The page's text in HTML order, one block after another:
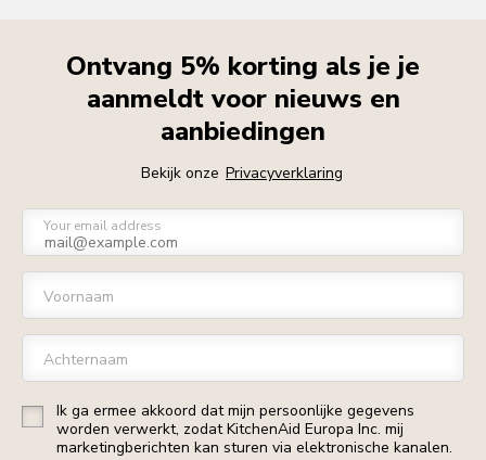
Ontvang 5% korting als je je
aanmeldt voor nieuws en
aanbiedingen
Bekijk onze Privacyverklaring
Your email address
Voornaam
Achternaam
Ik ga ermee akkoord dat mijn persoonlijke gegevens
worden verwerkt, zodat KitchenAid Europa Inc. mij
marketingberichten kan sturen via elektronische kanalen.